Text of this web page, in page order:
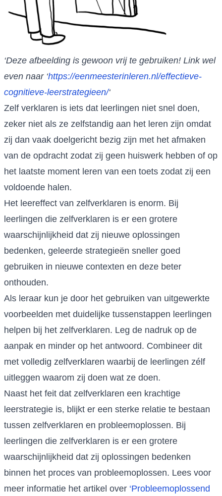
‘Deze afbeelding is gewoon vrij te gebruiken! Link wel
even naar ‘https://eenmeesterinleren.nl/effectieve-
cognitieve-leerstrategieen/‘
Zelf verklaren is iets dat leerlingen niet snel doen,
zeker niet als ze zelfstandig aan het leren zijn omdat
zij dan vaak doelgericht bezig zijn met het afmaken
van de opdracht zodat zij geen huiswerk hebben of op
het laatste moment leren van een toets zodat zij een
voldoende halen.
Het leereffect van zelfverklaren is enorm. Bij
leerlingen die zelfverklaren is er een grotere
waarschijnlijkheid dat zij nieuwe oplossingen
bedenken, geleerde strategieën sneller goed
gebruiken in nieuwe contexten en deze beter
onthouden.
Als leraar kun je door het gebruiken van uitgewerkte
voorbeelden met duidelijke tussenstappen leerlingen
helpen bij het zelfverklaren. Leg de nadruk op de
aanpak en minder op het antwoord. Combineer dit
met volledig zelfverklaren waarbij de leerlingen zélf
uitleggen waarom zij doen wat ze doen.
Naast het feit dat zelfverklaren een krachtige
leerstrategie is, blijkt er een sterke relatie te bestaan
tussen zelfverklaren en probleemoplossen. Bij
leerlingen die zelfverklaren is er een grotere
waarschijnlijkheid dat zij oplossingen bedenken
binnen het proces van probleemoplossen. Lees voor
meer informatie het artikel over ‘Probleemoplossend